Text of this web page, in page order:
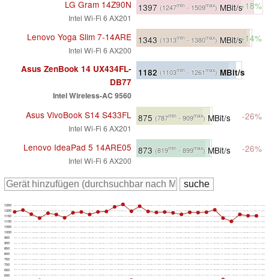
LG Gram 14Z90N
Intel Wi-Fi 6 AX201
1397 (1247min - 1509max) MBit/s+18%
Lenovo Yoga Slim 7-14ARE
Intel Wi-Fi 6 AX200
1343 (1313min - 1380max) MBit/s+14%
Asus ZenBook 14 UX434FL-
DB77
Intel Wireless-AC 9560
1182 (1103min - 1261max) MBit/s
Asus VivoBook S14 S433FL
Intel Wi-Fi 6 AX201
875 (787min - 909max)MBit/s -26%
Lenovo IdeaPad 5 14ARE05
Intel Wi-Fi 6 AX200
873 (819min - 899max)MBit/s -26%
600
650
700
750
800
850
900
950
1000
1050
1100
1150
1200
1250